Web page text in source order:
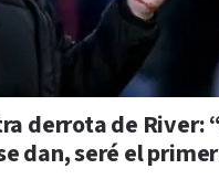
derrota de River:
dan, seré el